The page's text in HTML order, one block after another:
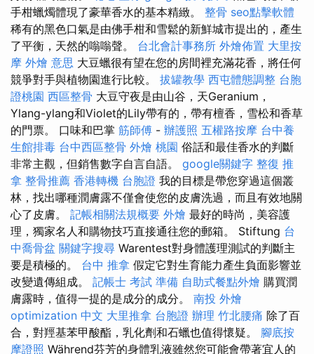
手柑蠟燭體現了豪華香水的基本精緻。 整骨 seo點擊軟體
稀有的黑色口氣是由佛手柑和雪鬆的新鮮城市提出的，產生
了平衡，天然的嗡嗡聲。 台北會計事務所 外燴佈置 大里按
摩 外燴 意思 大豆蠟很有望在您的房間裡充滿花香，將任何
競爭對手與植物園進行比較。 拔罐教學 西屯體態調整 台胞
證桃園 西區整骨 大豆守夜是由山谷，天Geranium，
Ylang-ylang和Violet的Lily帶有的，帶有檀香，雪松和香草
的門票。 口味和巴掌 筋師傅 - 辦護照 五權路按摩 台中養
生館排毒 台中西區整骨 外燴 桃園 俗話和最佳香水的判斷
非常主觀，但銷售數字自言自語。 google關鍵字 整復 推
拿 整骨推薦 香港轉機 台胞證 我的目標是帶您穿過這個叢
林，找出哪種潤膚露不僅會使您的皮膚洗過，而且有效地關
心了皮膚。 記帳相關法規概要 外燴 最好的時尚，美容護
理，獨家名人和購物技巧直接通往您的郵箱。 Stiftung 台
中喬骨盆 關鍵字搜尋 Warentest對身體護理測試的判斷主
要是積極的。 台中 推拿 假定它對生育能力產生負面影響並
改變遺傳組成。 記帳士 考試 準備 自助式餐點外燴 購買潤
膚露時，值得一提的是成分的成分。 南投 外燴
optimization 中文 大里推拿 台胞證 辦理 竹北腰痛 除了百
合，對羥基苯甲酸酯，乳化劑和石蠟也值得懷疑。 腳底按
摩證照 Während芬芳的身體乳液雖然您可能會帶著宜人的